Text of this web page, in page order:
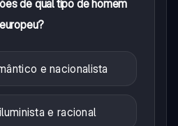
de qual tipo de homem
europeu?
e nacionalista
e racional